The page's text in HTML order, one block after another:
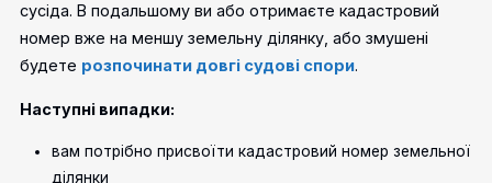
сусіда. В подальшому ви або отримаєте кадастровий
номер вже на меншу земельну ділянку, або змушені
будете розпочинати довгі судові спори.
Наступні випадки:
вам потрібно присвоїти кадастровий номер земельної
ділянки